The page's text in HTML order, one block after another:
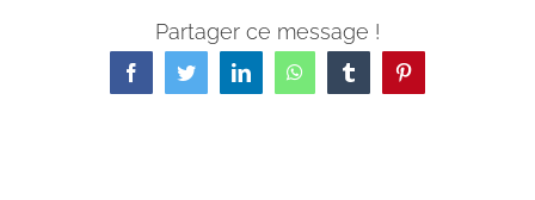
Partager ce message !
FacebookTwitterLinkedInWhatsAppTumblr